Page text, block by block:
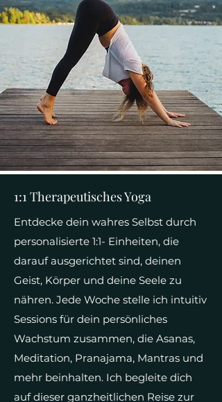
1:1 Therapeutisches Yoga
Entdecke dein wahres Selbst durch
personalisierte 1:1- Einheiten, die
darauf ausgerichtet sind, deinen
Geist, Körper und deine Seele zu
nähren. Jede Woche stelle ich intuitiv
Sessions für dein persönliches
Wachstum zusammen, die Asanas,
Meditation, Pranajama, Mantras und
mehr beinhalten. Ich begleite dich
auf dieser ganzheitlichen Reise zur